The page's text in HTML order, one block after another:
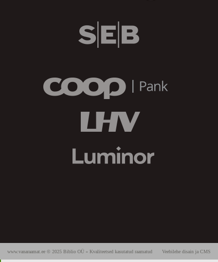
Veebilehe disain ja CMS
www.vanaraamat.ee © 2025 Biblio OÜ » Kvaliteetsed kasutatud raamatud